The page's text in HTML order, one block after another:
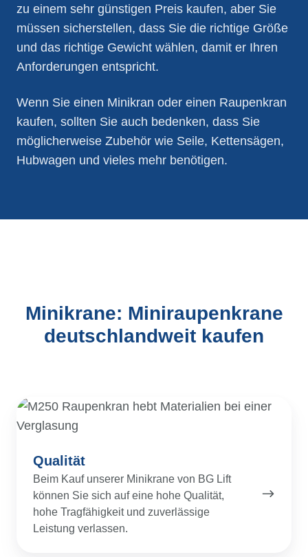
zu einem sehr günstigen Preis kaufen, aber Sie
müssen sicherstellen, dass Sie die richtige Größe
und das richtige Gewicht wählen, damit er Ihren
Anforderungen entspricht.
Wenn Sie einen Minikran oder einen Raupenkran
kaufen, sollten Sie auch bedenken, dass Sie
möglicherweise Zubehör wie Seile, Kettensägen,
Hubwagen und vieles mehr benötigen.
Minikrane: Miniraupenkrane
deutschlandweit kaufen
Qualität
Beim Kauf unserer Minikrane von BG Lift
können Sie sich auf eine hohe Qualität,
hohe Tragfähigkeit und zuverlässige
Leistung verlassen.
Qualität